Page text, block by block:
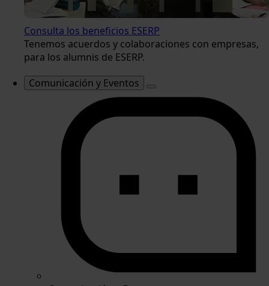
Consulta los beneficios ESERP
Tenemos acuerdos y colaboraciones con empresas,
para los alumnis de ESERP.
Comunicación y Eventos